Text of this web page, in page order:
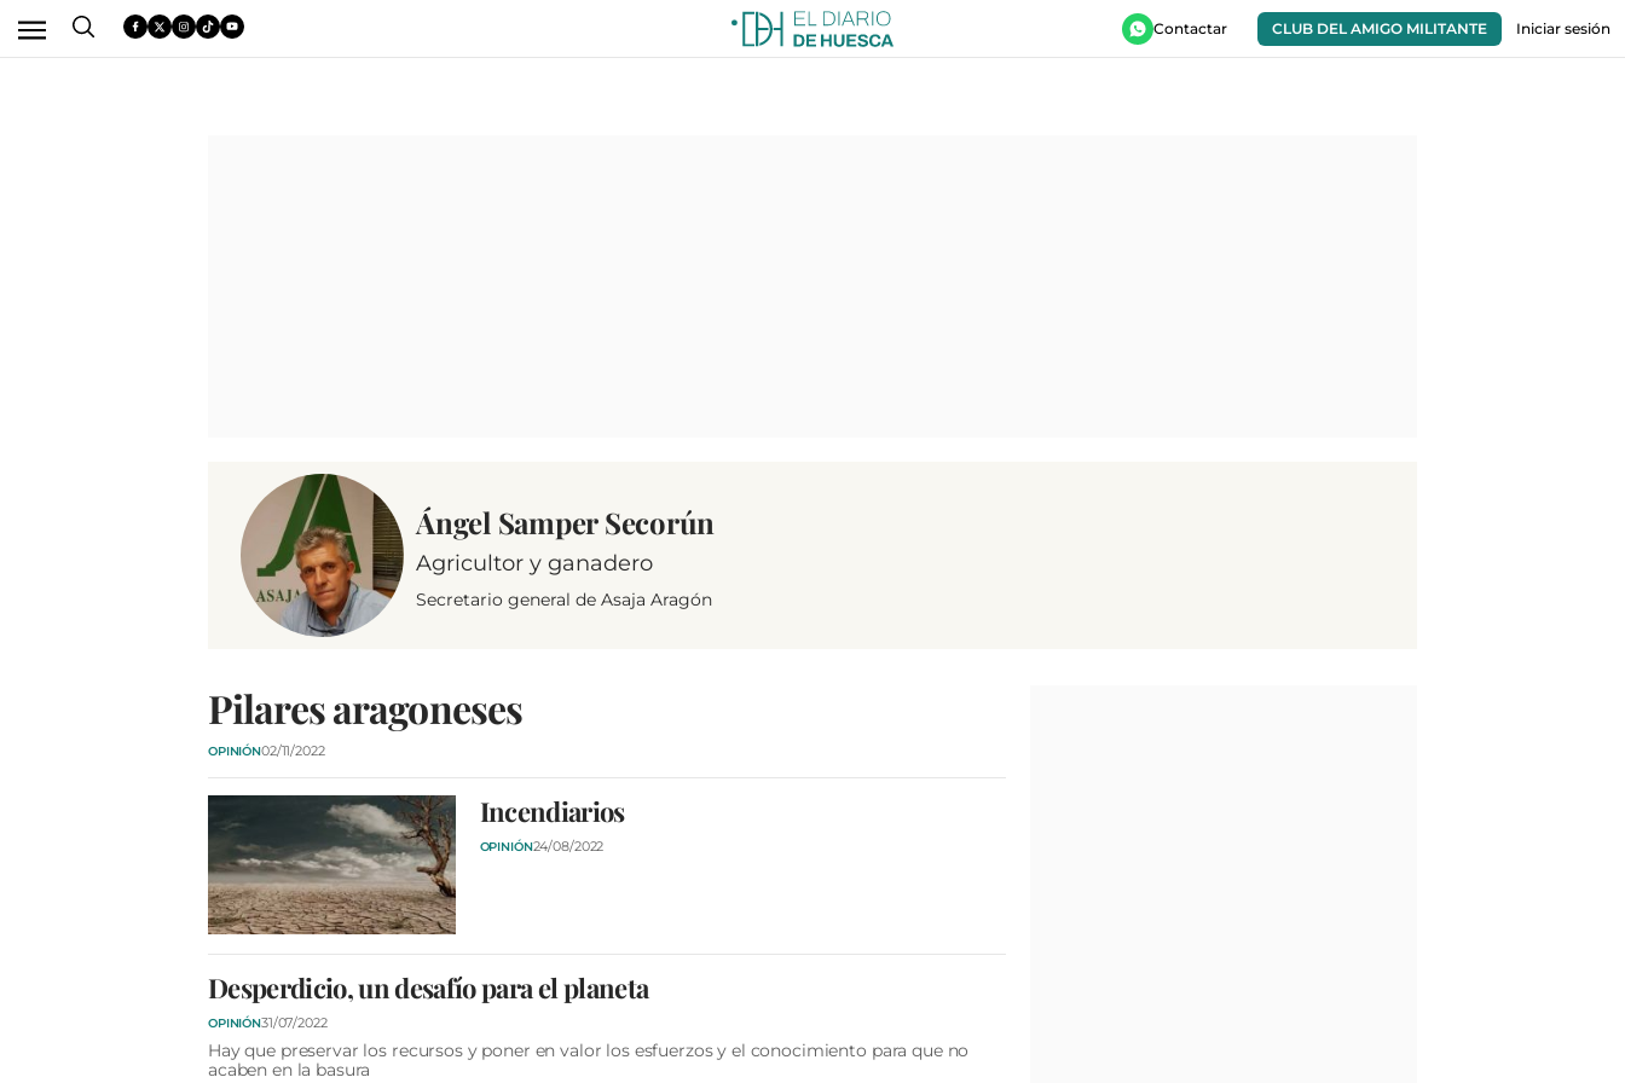
Contactar CLUB DEL AMIGO MILITANTE Iniciar sesión
Ángel Samper Secorún
Agricultor y ganadero
Secretario general de Asaja Aragón
Pilares aragoneses
OPINIÓN02/11/2022
Incendiarios
OPINIÓN24/08/2022
Desperdicio, un desafío para el planeta
OPINIÓN31/07/2022
Hay que preservar los recursos y poner en valor los esfuerzos y el conocimiento para que no
acaben en la basura